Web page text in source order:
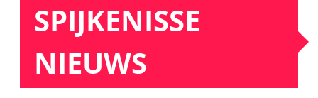
SPIJKENISSE
NIEUWS